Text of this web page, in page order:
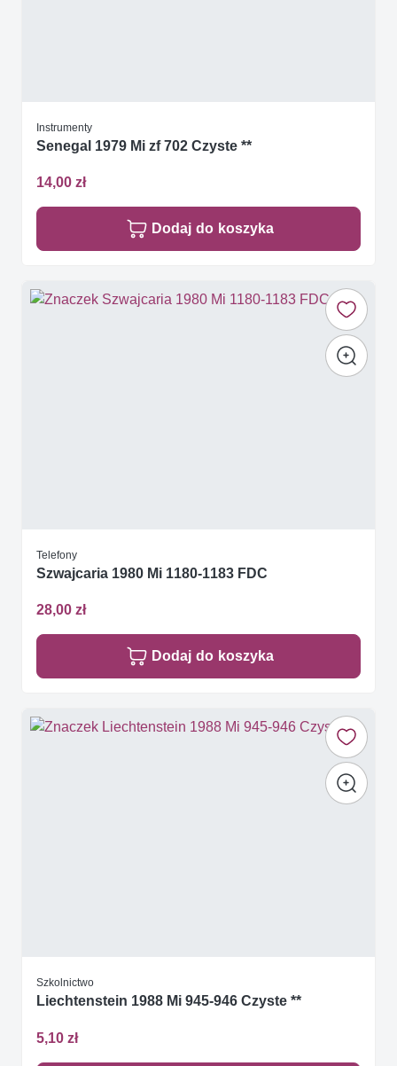
Instrumenty
Senegal 1979 Mi zf 702 Czyste **
14,00 zł
Dodaj do koszyka
Telefony
Szwajcaria 1980 Mi 1180-1183 FDC
28,00 zł
Dodaj do koszyka
Szkolnictwo
Liechtenstein 1988 Mi 945-946 Czyste **
5,10 zł